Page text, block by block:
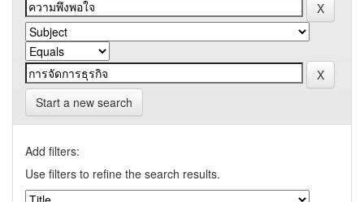
Start a new search
Add filters:
Use filters to refine the search results.